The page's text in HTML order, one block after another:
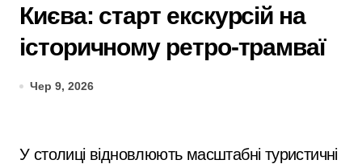
Києва: старт екскурсій на
історичному ретро-трамваї
Чер 9, 2026
У столиці відновлюють масштабні туристичні